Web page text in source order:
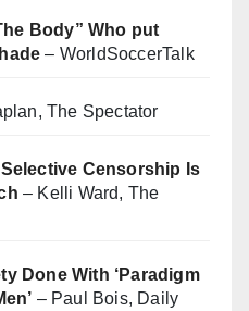
Body” Who put
– WorldSoccerTalk
The Spectator
Censorship Is
– Kelli Ward, The
Done With ‘Paradigm
– Paul Bois, Daily